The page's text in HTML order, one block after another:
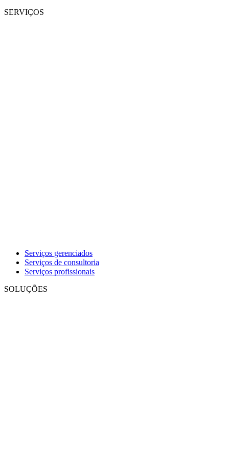
SERVIÇOS
Serviços gerenciados
Serviços de consultoria
Serviços profissionais
SOLUÇÕES